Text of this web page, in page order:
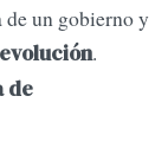
un gobierno y
.
de